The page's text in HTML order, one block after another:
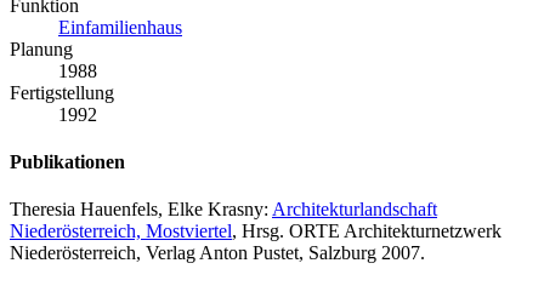
Funktion
Einfamilienhaus
Planung
1988
Fertigstellung
1992
Publikationen
Theresia Hauenfels, Elke Krasny: Architekturlandschaft
Niederösterreich, Mostviertel, Hrsg. ORTE Architekturnetzwerk
Niederösterreich, Verlag Anton Pustet, Salzburg 2007.